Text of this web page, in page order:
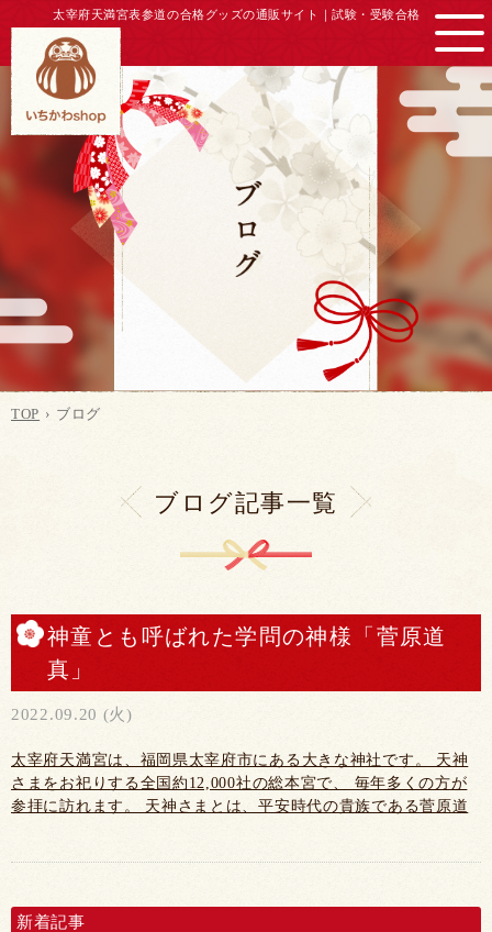
太宰府天満宮表参道の合格グッズの通販サイト｜試験・受験合格
TOP ブログ
ブログ記事一覧
神童とも呼ばれた学問の神様「菅原道
真」
2022.09.20 (火)
太宰府天満宮は、福岡県太宰府市にある大きな神社です。 天神
さまをお祀りする全国約12,000社の総本宮で、 毎年多くの方が
参拝に訪れます。 天神さまとは、平安時代の貴族である菅原道
新着記事